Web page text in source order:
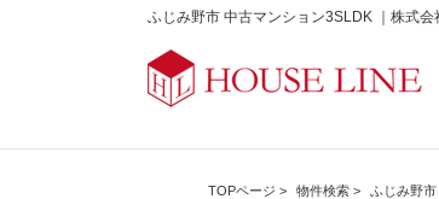
ふじみ野市 中古マンション3SLDK ｜株式会
TOPページ > 物件検索 > ふじみ野